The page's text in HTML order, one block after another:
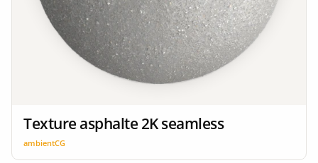
Texture asphalte 2K seamless
ambientCG